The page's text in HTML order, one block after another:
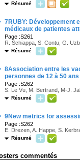
Résumé
7RUBY: Développement
médicaux de patientes
Page :S261
R. Schiappa, S. Contu, G.
Résumé
8Association entre les
personnes de 12 à 50
Page :S262
S. Le Vu, M. Bertrand, M-J.
Résumé
9New metrics for
Page :S262
E. Drezen, A. Happe, S.
Résumé
commentés